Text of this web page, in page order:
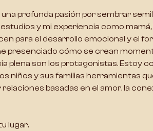
profunda pasión por sembrar
y mi experiencia como
para el desarrollo emocional y el
presenciado cómo se crean
plena son los protagonistas. Estoy
niños y sus familias herramientas
basadas en el amor, la
lugar.